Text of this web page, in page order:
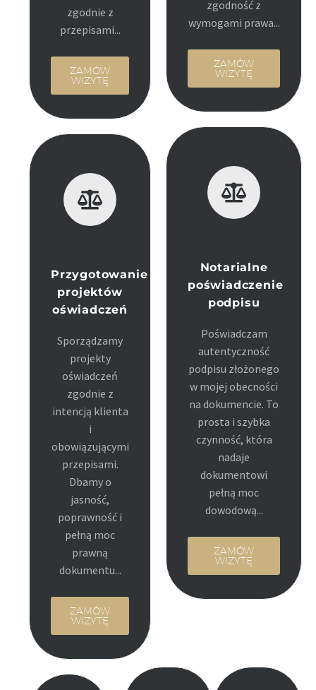
zgodnie z
przepisami...
ZAMÓW
WIZYTĘ
zgodność z
wymogami prawa...
ZAMÓW
WIZYTĘ
Przygotowanie
projektów
oświadczeń
Sporządzamy
projekty
oświadczeń
zgodnie z
intencją klienta
i
obowiązującymi
przepisami.
Dbamy o
jasność,
poprawność i
pełną moc
prawną
dokumentu...
ZAMÓW
WIZYTĘ
Notarialne
poświadczenie
podpisu
Poświadczam
autentyczność
podpisu złożonego
w mojej obecności
na dokumencie. To
prosta i szybka
czynność, która
nadaje
dokumentowi
pełną moc
dowodową...
ZAMÓW
WIZYTĘ